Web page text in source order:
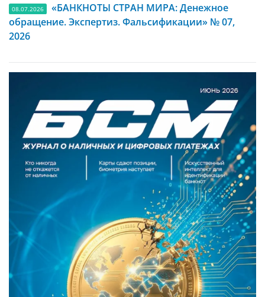
08.07.2026
«БАНКНОТЫ СТРАН МИРА: Денежное
обращение. Экспертиз. Фальсификации» № 07,
2026